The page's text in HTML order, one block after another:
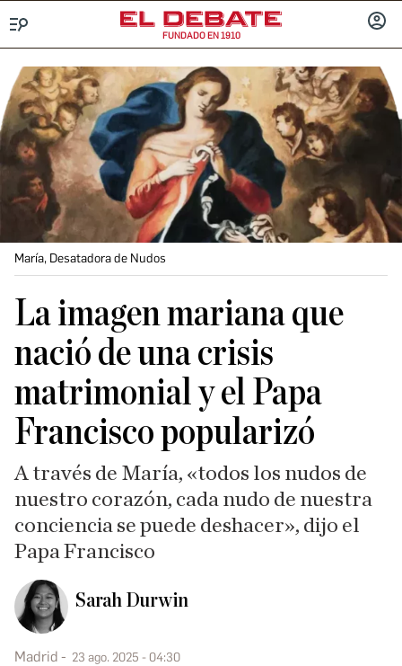
FUNDADO EN 1910
María, Desatadora de Nudos
La imagen mariana que
nació de una crisis
matrimonial y el Papa
Francisco popularizó
A través de María, «todos los nudos de
nuestro corazón, cada nudo de nuestra
conciencia se puede deshacer», dijo el
Papa Francisco
Sarah Durwin
Madrid 23 ago. 2025 - 04:30